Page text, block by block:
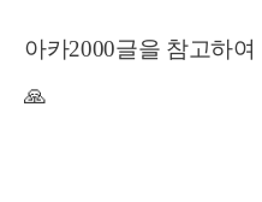
아카2000글을 참고하여
🙏